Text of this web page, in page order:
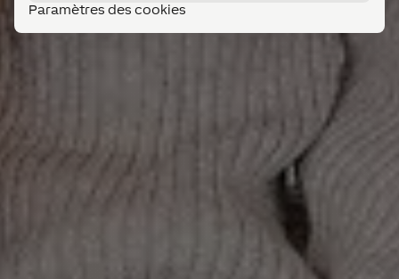
Paramètres des cookies